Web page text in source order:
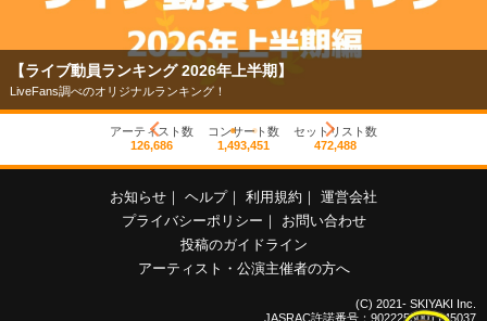
【ライブ動員ランキング 2026年上半期】
LiveFans調べのオリジナルランキング！
アーティスト数
126,686
コンサート数
1,493,451
セットリスト数
472,488
お知らせ ヘルプ 利用規約
運営会社
プライバシーポリシー
お問い合わせ
投稿のガイドライン
アーティスト・公演主催者の方へ
(C) 2021- SKIYAKI Inc.
JASRAC許諾番号：9022255001Y45037